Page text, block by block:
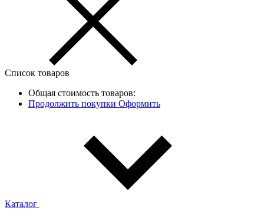
Список товаров
Общая стоимость товаров:
Продолжить покупки Оформить
Каталог